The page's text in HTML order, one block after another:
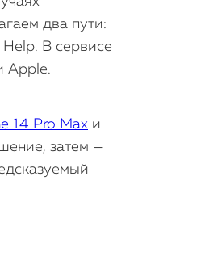
два пути:
В сервисе
Apple.
14 Pro Max и
затем —